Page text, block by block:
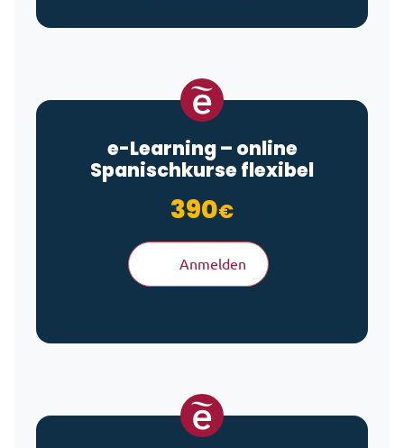
e-Learning– online
Spanischkurse flexibel
390€
Anmelden